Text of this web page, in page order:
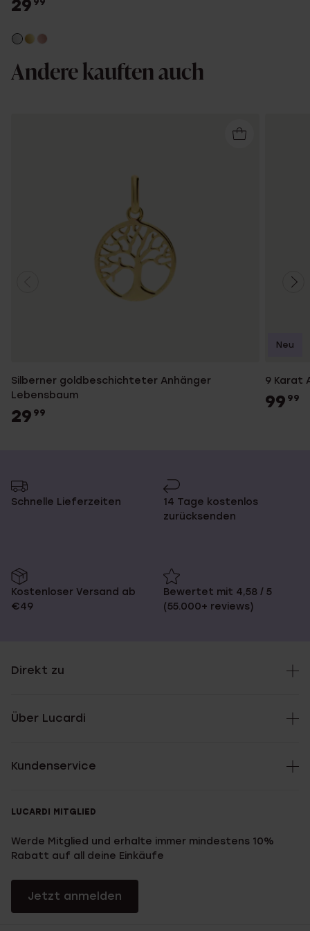
29
Andere kauften auch
Silberner goldbeschichteter Anhänger
Lebensbaum
29 99
9 Karat
99 99
Neu
Schnelle Lieferzeiten
14 Tage kostenlos
zurücksenden
Kostenloser Versand ab
€49
Bewertet mit 4,58 / 5
(55.000+ reviews)
Direkt zu
Über Lucardi
Kundenservice
LUCARDI MITGLIED
Werde Mitglied und erhalte immer mindestens 10%
Rabatt auf all deine Einkäufe
Jetzt anmelden